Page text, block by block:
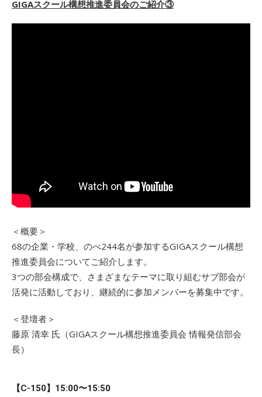
GIGAスクール構想推進委員会のご紹介③
＜概要＞
68の企業・学校、のべ244名が参加するGIGAスクール構想
推進委員会についてご紹介します。
3つの部会構成で、さまざまなテーマに取り組むサブ部会が
活発に活動しており、継続的に参加メンバーを募集中です。
＜登壇者＞
藤原 清幸 氏（GIGAスクール構想推進委員会 情報発信部会
長）
【C-150】15:00〜15:50